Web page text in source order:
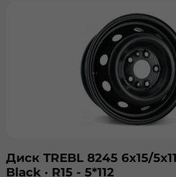
Диск TREBL 8245 6х15/
Black · R15 - 5*112